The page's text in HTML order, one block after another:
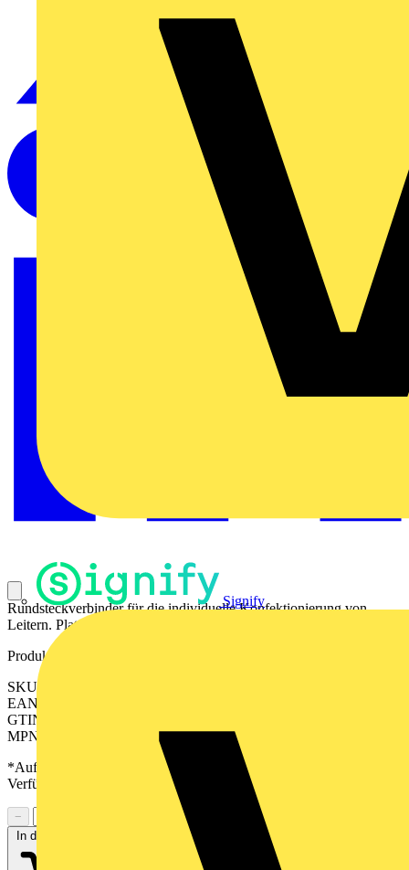
Signify
Rundsteckverbinder für die individuelle Konfektionierung von
Leitern. Platzsparende Bauform.
Produktkennzeichen
SKU: 2590900000
EAN: 04050118609097
GTIN: 04050118609097
MPN: SAIBWZ-M-5A-6/8-M12
*Auf Anfrage verfügbar - bitte in den Warenkorb legen, um
Verfügbarkeit zu prüfen
−
In den Warenkorb